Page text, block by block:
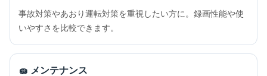
事故対策やあおり運転対策を重視したい方に。録画性能や使
いやすさを比較できます。
🧽 メンテナンス